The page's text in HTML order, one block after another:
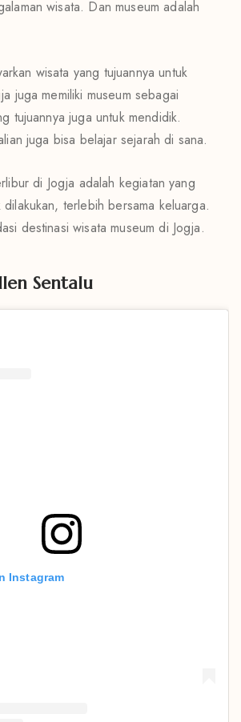
wisata. Dan museum adalah
wisata yang tujuannya untuk
juga memiliki museum sebagai
tujuannya juga untuk mendidik.
juga bisa belajar sejarah di sana.
di Jogja adalah kegiatan yang
terlebih bersama keluarga.
destinasi wisata museum di Jogja.
Sentalu
Instagram